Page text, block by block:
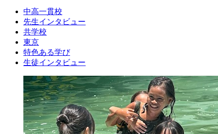
中高一貫校
先生インタビュー
共学校
東京
特色ある学び
生徒インタビュー